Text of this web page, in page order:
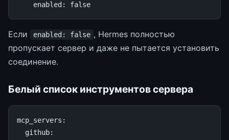
enabled : false
Если enabled: false , Hermes полностью
пропускает сервер и даже не пытается установить
соединение.
Белый список инструментов сервера
mcp_servers :
github: